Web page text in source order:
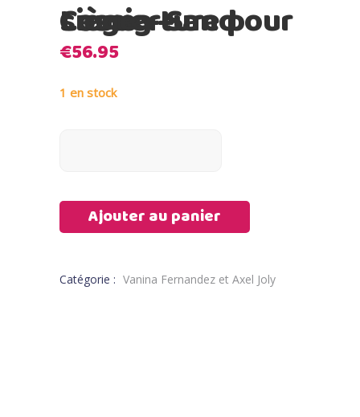
Lassig – Couverture pour siège – Sand
€56.95
1 en stock
Ajouter au panier
Catégorie : Vanina Fernandez et Axel Joly